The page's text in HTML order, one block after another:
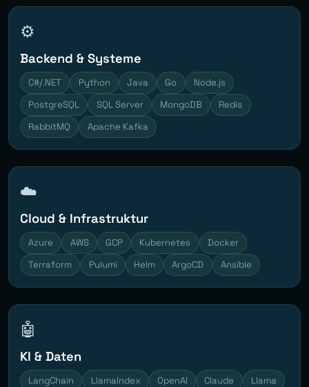
⚙️
Backend & Systeme
C#/.NET Python Java Go
Node.js
PostgreSQL
SQL Server MongoDB
Redis
RabbitMQ
Apache Kafka
☁️
Cloud & Infrastruktur
Azure AWS GCP Kubernetes
Docker
Terraform
Pulumi Helm ArgoCD Ansible
🤖
KI & Daten
LangChain LlamaIndex OpenAI Claude
Llama